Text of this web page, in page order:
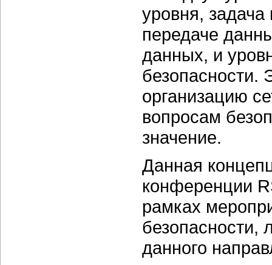
уровня, задача
передаче
данных, и
безопасности.
организацию
вопросам
значение.
Данная
конференции
рамках
безопасности,
данного